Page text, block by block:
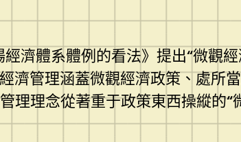
濟體系體例的看法》提出“微觀
濟管理涵蓋微觀經濟政策、處所
理念從著重于政策東西操縱的“